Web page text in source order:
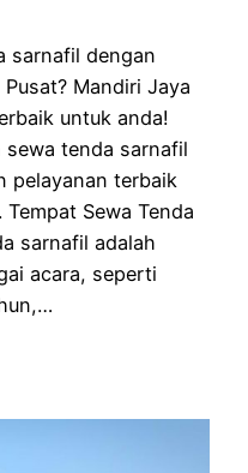
sarnafil dengan
Mandiri Jaya
untuk anda!
sewa tenda sarnafil
pelayanan terbaik
Sewa Tenda
sarnafil adalah
acara, seperti